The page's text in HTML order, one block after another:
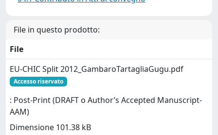
File in questo prodotto:
File
EU-CHIC Split 2012_GambaroTartagliaGugu.pdf
Accesso riservato
: Post-Print (DRAFT o Author’s Accepted Manuscript-
AAM)
Dimensione 101.38 kB